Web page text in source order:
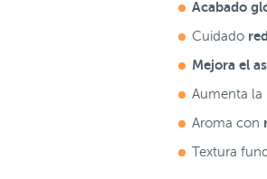
Acabado
Cuidado
Mejora el
Aumenta la
Aroma con
Textura